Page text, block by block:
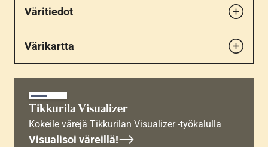
Väritiedot
Värikartta
Tikkurila Visualizer
Kokeile värejä Tikkurilan Visualizer -työkalulla
Visualisoi väreillä!